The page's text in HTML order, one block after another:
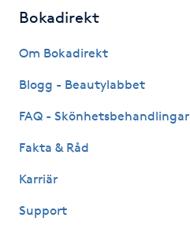
Nagelförlängning silke
Nagelförstärkning
Nagelsvamp
Nageltrång
Bokadirekt
Om Bokadirekt
Blogg - Beautylabbet
FAQ - Skönhetsbehandlingar
Fakta & Råd
Karriär
Support